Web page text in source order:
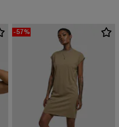
-57%